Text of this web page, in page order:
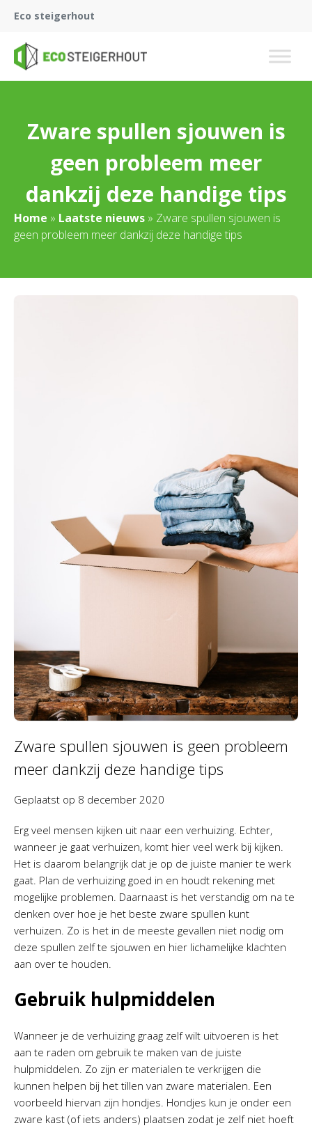
Eco steigerhout
Zware spullen sjouwen is
geen probleem meer
dankzij deze handige tips
Home » Laatste nieuws » Zware spullen sjouwen is
geen probleem meer dankzij deze handige tips
Zware spullen sjouwen is geen probleem
meer dankzij deze handige tips
Geplaatst op 8 december 2020
Erg veel mensen kijken uit naar een verhuizing. Echter,
wanneer je gaat verhuizen, komt hier veel werk bij kijken.
Het is daarom belangrijk dat je op de juiste manier te werk
gaat. Plan de verhuizing goed in en houdt rekening met
mogelijke problemen. Daarnaast is het verstandig om na te
denken over hoe je het beste zware spullen kunt
verhuizen. Zo is het in de meeste gevallen niet nodig om
deze spullen zelf te sjouwen en hier lichamelijke klachten
aan over te houden.
Gebruik hulpmiddelen
Wanneer je de verhuizing graag zelf wilt uitvoeren is het
aan te raden om gebruik te maken van de juiste
hulpmiddelen. Zo zijn er materialen te verkrijgen die
kunnen helpen bij het tillen van zware materialen. Een
voorbeeld hiervan zijn hondjes. Hondjes kun je onder een
zware kast (of iets anders) plaatsen zodat je zelf niet hoeft